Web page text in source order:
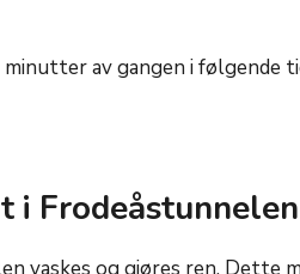
av gangen i følgende
i